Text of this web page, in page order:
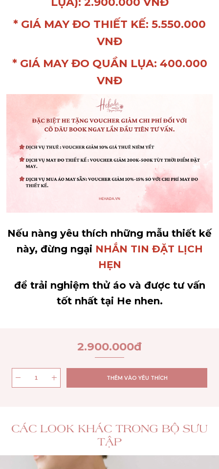
* GIÁ MAY ĐO THIẾT KẾ: 5.550.000
VNĐ
* GIÁ MAY ĐO QUẦN LỤA: 400.000
VNĐ
Nếu nàng yêu thích những mẫu thiết kế
này, đừng ngại NHẮN TIN ĐẶT LỊCH
HẸN
để trải nghiệm thử áo và được tư vấn
tốt nhất tại He nhen.
2.900.000đ
THÊM VÀO YÊU THÍCH
CÁC LOOK KHÁC TRONG BỘ SƯU
TẬP